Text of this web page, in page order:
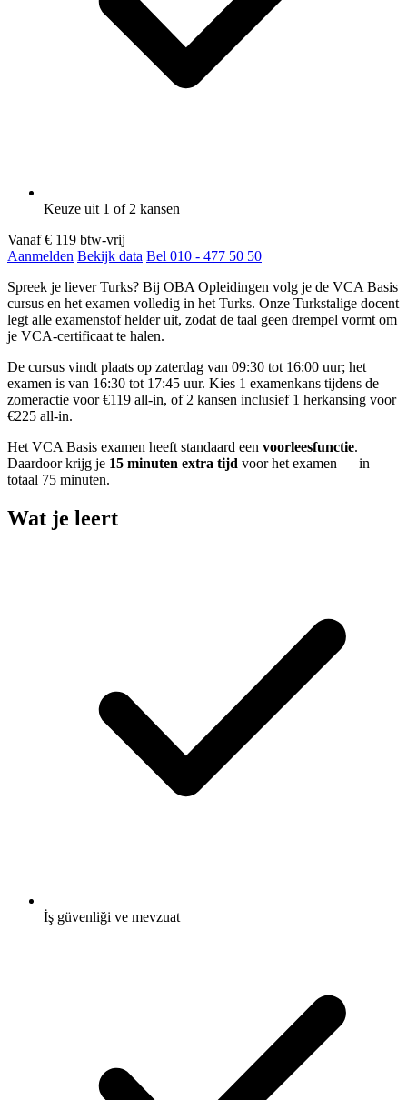
Keuze uit 1 of 2 kansen
Vanaf € 119 btw-vrij
Aanmelden Bekijk data Bel 010 - 477 50 50
Spreek je liever Turks? Bij OBA Opleidingen volg je de VCA Basis
cursus en het examen volledig in het Turks. Onze Turkstalige docent
legt alle examenstof helder uit, zodat de taal geen drempel vormt om
je VCA-certificaat te halen.
De cursus vindt plaats op zaterdag van 09:30 tot 16:00 uur; het
examen is van 16:30 tot 17:45 uur. Kies 1 examenkans tijdens de
zomeractie voor €119 all-in, of 2 kansen inclusief 1 herkansing voor
€225 all-in.
Het VCA Basis examen heeft standaard een voorleesfunctie.
Daardoor krijg je 15 minuten extra tijd voor het examen — in
totaal 75 minuten.
Wat je leert
İş güvenliği ve mevzuat